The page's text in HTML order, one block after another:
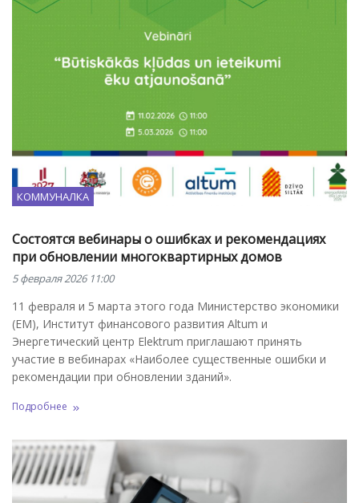
КОММУНАЛКА
Состоятся вебинары о ошибках и рекомендациях
при обновлении многоквартирных домов
5 февраля 2026 11:00
11 февраля и 5 марта этого года Министерство экономики
(EM), Институт финансового развития Altum и
Энергетический центр Elektrum приглашают принять
участие в вебинарах «Наиболее существенные ошибки и
рекомендации при обновлении зданий».
Подробнее